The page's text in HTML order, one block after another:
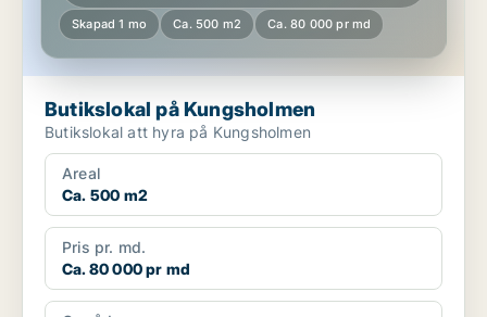
Skapad 1 mo Ca. 500 m2 Ca. 80 000 pr md
Butikslokal på Kungsholmen
Butikslokal att hyra på Kungsholmen
Areal
Ca. 500 m2
Pris pr. md.
Ca. 80 000 pr md